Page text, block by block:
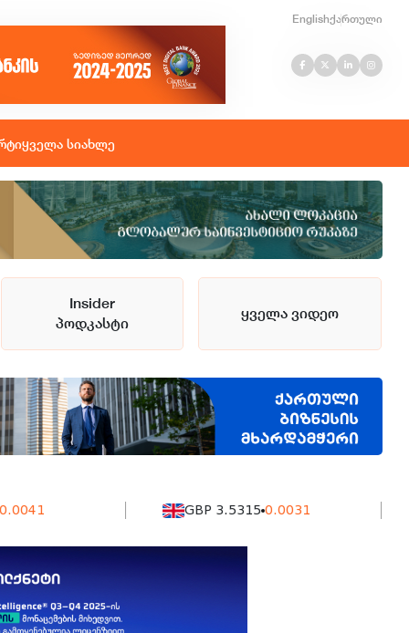
Englishქართული
ყველა სიახლე
Insider
პოდკასტი
ყველა ვიდეო
GBP 3.5315 0.0031